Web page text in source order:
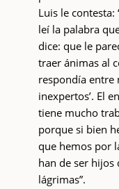
Luis le
leí la palabra
dice: que le
traer ánimas al
respondía entre
inexpertos’. El
tiene mucho
porque si bien
que hemos por
han de ser hijos
lágrimas”.